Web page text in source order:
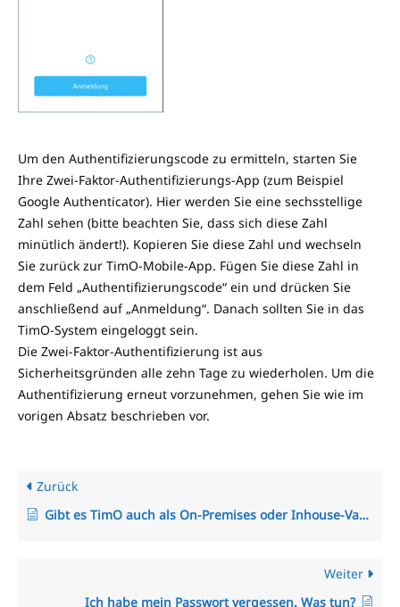
Um den Authentifizierungscode zu ermitteln, starten Sie
Ihre Zwei-Faktor-Authentifizierungs-App (zum Beispiel
Google Authenticator). Hier werden Sie eine sechsstellige
Zahl sehen (bitte beachten Sie, dass sich diese Zahl
minütlich ändert!). Kopieren Sie diese Zahl und wechseln
Sie zurück zur TimO-Mobile-App. Fügen Sie diese Zahl in
dem Feld „Authentifizierungscode“ ein und drücken Sie
anschließend auf „Anmeldung“. Danach sollten Sie in das
TimO-System eingeloggt sein.
Die Zwei-Faktor-Authentifizierung ist aus
Sicherheitsgründen alle zehn Tage zu wiederholen. Um die
Authentifizierung erneut vorzunehmen, gehen Sie wie im
vorigen Absatz beschrieben vor.
Zurück
Gibt es TimO auch als On-Premises oder Inhouse-Variante?
Weiter
Ich habe mein Passwort vergessen. Was tun?